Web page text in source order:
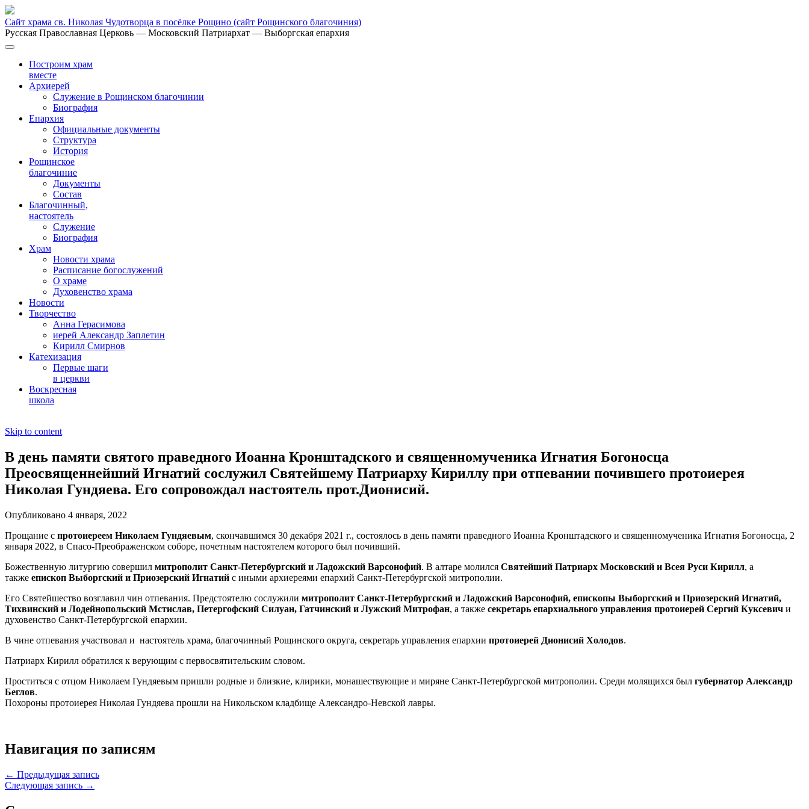
Сайт храма св. Николая Чудотворца в посёлке Рощино (сайт Рощинского благочиния)
Русская Православная Церковь — Московский Патриархат — Выборгская епархия
Построим храм
вместе
Архиерей
Служение в Рощинском благочинии
Биография
Епархия
Официальные документы
Структура
История
Рощинское
благочиние
Документы
Состав
Благочинный,
настоятель
Служение
Биография
Храм
Новости храма
Расписание богослужений
О храме
Духовенство храма
Новости
Творчество
Анна Герасимова
иерей Александр Заплетин
Кирилл Смирнов
Катехизация
Первые шаги
в церкви
Воскресная
школа
Skip to content
В день памяти святого праведного Иоанна Кронштадского и священномученика Игнатия Богоносца
Преосвященнейший Игнатий сослужил Святейшему Патриарху Кириллу при отпевании почившего протоиерея
Николая Гундяева. Его сопровождал настоятель прот.Дионисий.
Опубликовано 4 января, 2022
Прощание с протоиереем Николаем Гундяевым, скончавшимся 30 декабря 2021 г., состоялось в день памяти праведного Иоанна Кронштадского и священномученика Игнатия Богоносца, 2
января 2022, в Спасо-Преображенском соборе, почетным настоятелем которого был почивший.
Божественную литургию совершил митрополит Санкт-Петербургский и Ладожский Варсонофий. В алтаре молился Святейший Патриарх Московский и Всея Руси Кирилл, а
также епископ Выборгский и Приозерский Игнатий с иными архиереями епархий Санкт-Петербургской митрополии.
Его Святейшество возглавил чин отпевания. Предстоятелю сослужили митрополит Санкт-Петербургский и Ладожский Варсонофий, епископы Выборгский и Приозерский Игнатий,
Тихвинский и Лодейнопольский Мстислав, Петергофский Силуан, Гатчинский и Лужский Митрофан, а также секретарь епархиального управления протоиерей Сергий Куксевич и
духовенство Санкт-Петербургской епархии.
В чине отпевания участвовал и настоятель храма, благочинный Рощинского округа, секретарь управления епархии протоиерей Дионисий Холодов.
Патриарх Кирилл обратился к верующим с первосвятительским словом.
Проститься с отцом Николаем Гундяевым пришли родные и близкие, клирики, монашествующие и миряне Санкт-Петербургской митрополии. Среди молящихся был губернатор Александр
Беглов.
Похороны протоиерея Николая Гундяева прошли на Никольском кладбище Александро-Невской лавры.
Навигация по записям
← Предыдущая запись
Следующая запись →